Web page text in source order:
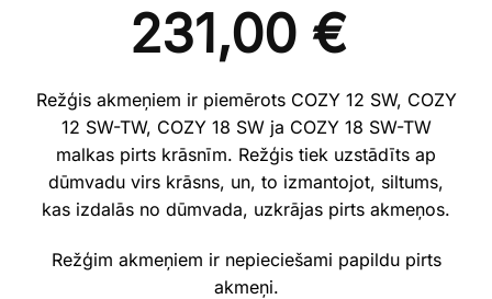
231,00 €
Režģis akmeņiem ir piemērots COZY 12 SW, COZY
12 SW-TW, COZY 18 SW ja COZY 18 SW-TW
malkas pirts krāsnīm. Režģis tiek uzstādīts ap
dūmvadu virs krāsns, un, to izmantojot, siltums,
kas izdalās no dūmvada, uzkrājas pirts akmeņos.
Režģim akmeņiem ir nepieciešami papildu pirts
akmeņi.